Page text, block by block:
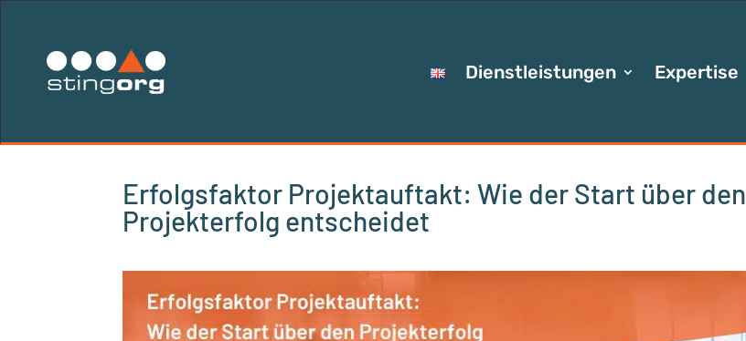
Dienstleistungen Expertise
Erfolgsfaktor Projektauftakt: Wie der Start über den
Projekterfolg entscheidet